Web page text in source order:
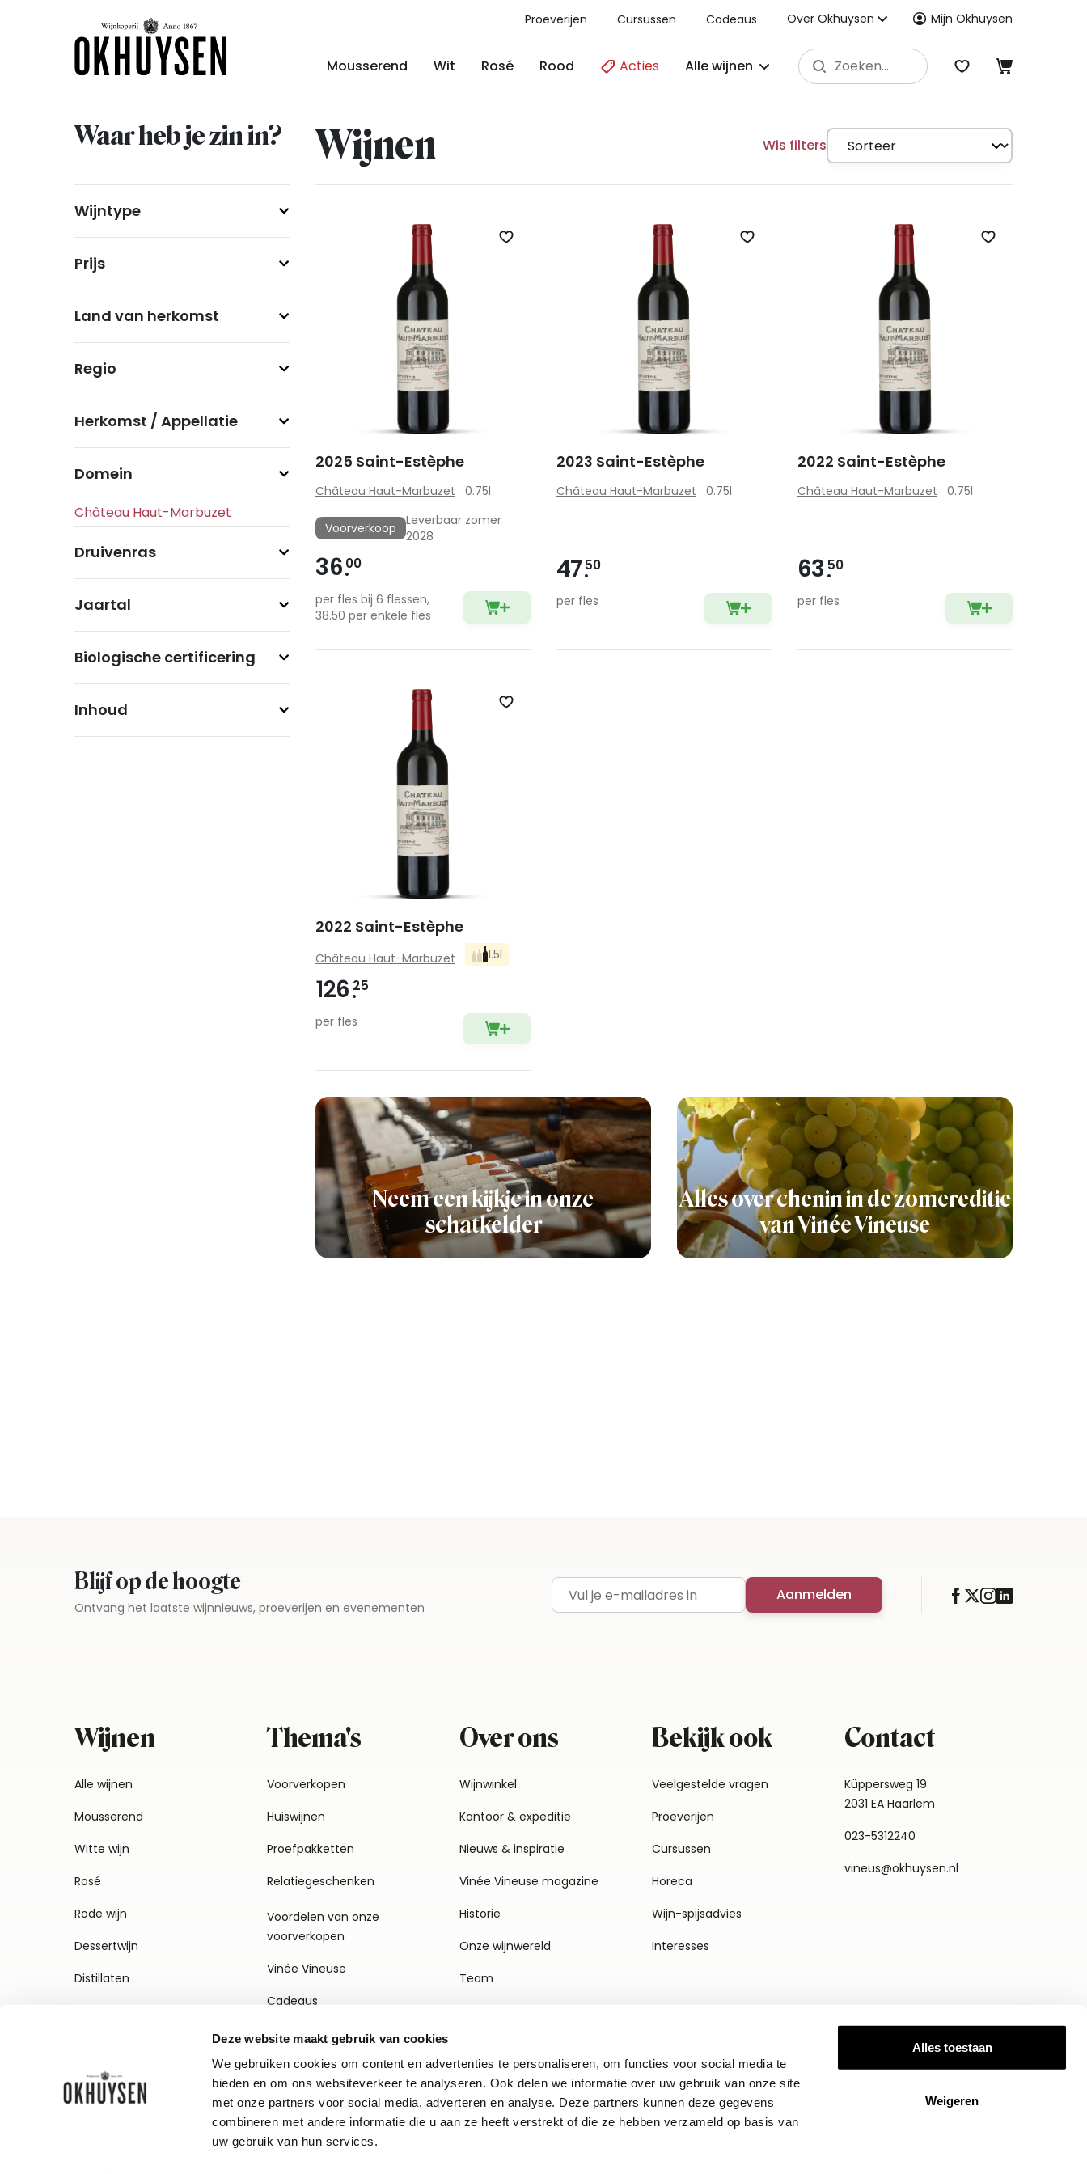
Deze website maakt gebruik van cookies
We gebruiken cookies om content en advertenties te personaliseren, om functies voor social media te
bieden en om ons websiteverkeer te analyseren. Ook delen we informatie over uw gebruik van onze site
met onze partners voor social media, adverteren en analyse. Deze partners kunnen deze gegevens
combineren met andere informatie die u aan ze heeft verstrekt of die ze hebben verzameld op basis van
uw gebruik van hun services.
Alles toestaan
Weigeren
Proeverijen Cursussen Cadeaus Over Okhuysen Mijn Okhuysen
Mousserend Wit Rosé Rood Acties Alle wijnen
Waar heb je zin in? Wijnen Wis filters
Wijntype
Prijs
Land van herkomst
Regio
Herkomst / Appellatie
Domein
Druivenras
Jaartal
Biologische certificering
Inhoud
Neem een kijkje in onze
schatkelder
Alles over chenin in de zomereditie
van Vinée Vineuse
Zet op verlanglijst
2025 Saint-Estèphe
Château Haut-Marbuzet 0.75l
Voorverkoop
Leverbaar zomer
2028
36 00
per fles bij 6 flessen,
38.50 per enkele fles
Zet op verlanglijst
2023 Saint-Estèphe
Château Haut-Marbuzet 0.75l
47 50
per fles
Zet op
2022 Saint-Estèphe
Château Haut-Marbuzet 0.75l
63 50
per fles
Zet op verlanglijst
2022 Saint-Estèphe
Château Haut-Marbuzet 1.5l
126 25
per fles
Blijf op de hoogte
Ontvang het laatste wijnnieuws, proeverijen en evenementen E-mailadres Aanmelden
Wijnen
Alle wijnen
Mousserend
Witte wijn
Rosé
Rode wijn
Dessertwijn
Distillaten
Thema's
Voorverkopen
Huiswijnen
Proefpakketten
Relatiegeschenken
Voordelen van onze
voorverkopen
Vinée Vineuse
Cadeaus
Over ons
Wijnwinkel
Kantoor & expeditie
Nieuws & inspiratie
Vinée Vineuse magazine
Historie
Onze wijnwereld
Team
Contact
Bekijk ook
Veelgestelde vragen
Proeverijen
Cursussen
Horeca
Wijn-spijsadvies
Interesses
Contact
Küppersweg 19
2031 EA Haarlem
023-5312240
vineus@okhuysen.nl